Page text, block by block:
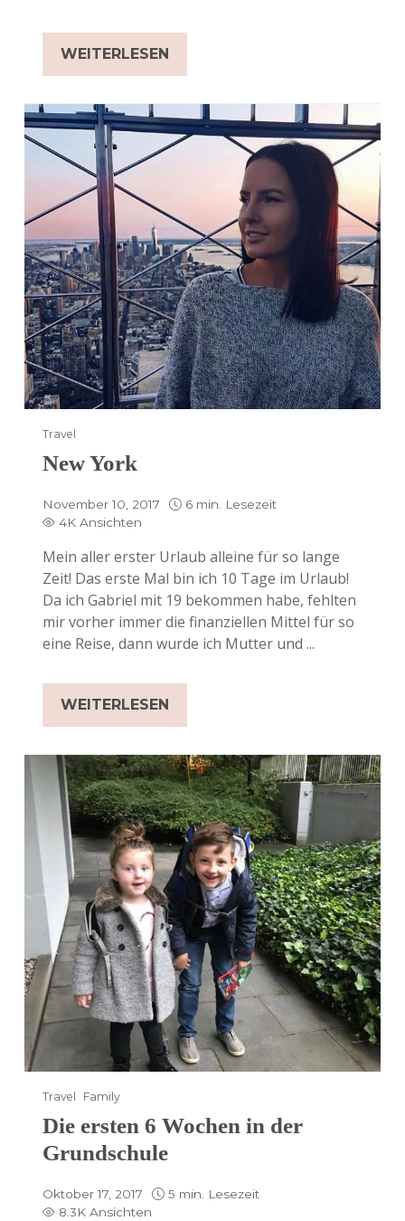
WEITERLESEN
Travel
New York
November 10, 2017
6 min. Lesezeit
4K Ansichten
Mein aller erster Urlaub alleine für so lange
Zeit! Das erste Mal bin ich 10 Tage im Urlaub!
Da ich Gabriel mit 19 bekommen habe, fehlten
mir vorher immer die finanziellen Mittel für so
eine Reise, dann wurde ich Mutter und ...
WEITERLESEN
Travel Family
Die ersten 6 Wochen in der
Grundschule
Oktober 17, 2017
5 min. Lesezeit
8.3K Ansichten